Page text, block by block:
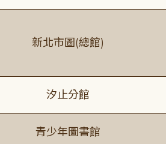
新北市圖(總館)
汐止分館
青少年圖書館